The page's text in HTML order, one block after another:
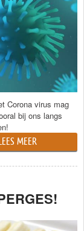
Corona virus mag
bij ons langs
MEER